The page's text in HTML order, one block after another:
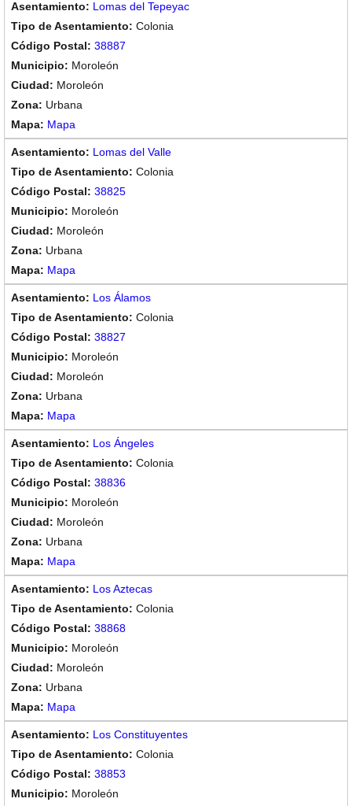
Lomas del Tepeyac
Colonia
38887
Moroleón
Moroleón
Urbana
Mapa
Lomas del Valle
Colonia
38825
Moroleón
Moroleón
Urbana
Mapa
Los Álamos
Colonia
38827
Moroleón
Moroleón
Urbana
Mapa
Los Ángeles
Colonia
38836
Moroleón
Moroleón
Urbana
Mapa
Los Aztecas
Colonia
38868
Moroleón
Moroleón
Urbana
Mapa
Los Constituyentes
Colonia
38853
Moroleón